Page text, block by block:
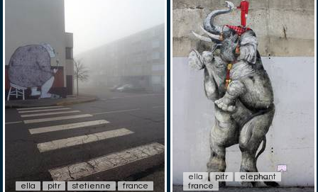
ella pitr stetienne france
ella pitr
elephant
france